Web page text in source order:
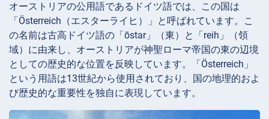
オーストリアの公用語であるドイツ語では、この国は
「Österreich（エスターライヒ）」と呼ばれています。こ
の名前は古高ドイツ語の「ōstar」（東）と「reih」（領
域）に由来し、オーストリアが神聖ローマ帝国の東の辺境
としての歴史的な位置を反映しています。「Österreich」
という用語は13世紀から使用されており、国の地理的およ
び歴史的な重要性を独自に表現しています。